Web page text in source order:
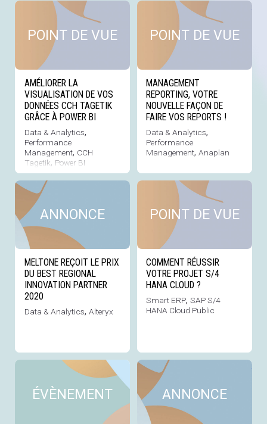
POINT DE VUE
AMÉLIORER LA
VISUALISATION DE VOS
DONNÉES CCH TAGETIK
GRÂCE À POWER BI
Data & Analytics,
Performance
Management, CCH
Tagetik, Power BI
Voir cette news
POINT DE VUE
MANAGEMENT
REPORTING, VOTRE
NOUVELLE FAÇON DE
FAIRE VOS REPORTS !
Data & Analytics,
Performance
Management,Anaplan
ANNONCE
MELTONE REÇOIT LE PRIX
DU BEST REGIONAL
INNOVATION PARTNER
2020
Data & Analytics, Alteryx
Voir cette news
POINT DE VUE
COMMENT RÉUSSIR
VOTRE PROJET S/4
HANA CLOUD ?
Smart ERP,SAP S/4
HANA Cloud Public
ÉVÈNEMENT
Voir cette news
ANNONCE